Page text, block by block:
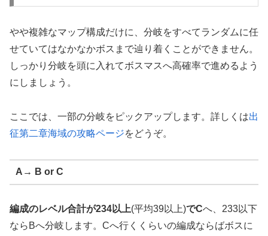
やや複雑なマップ構成だけに、分岐をすべてランダムに任
せていてはなかなかボスまで辿り着くことができません。
しっかり分岐を頭に入れてボスマスへ高確率で進めるよう
にしましょう。
ここでは、一部の分岐をピックアップします。詳しくは出
征第二章海域の攻略ページをどうぞ。
A→ B or C
編成のレベル合計が234以上(平均39以上)でCへ、233以下
ならBへ分岐します。Cへ行くくらいの編成ならばボスに